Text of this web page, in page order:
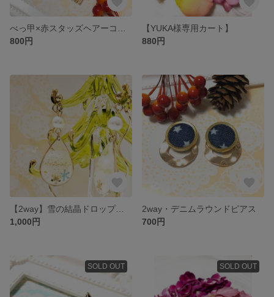
800円
【YUKA様専用カート】
880円
【2way】雪の結晶ドロップピアス(イヤリング)
1,000円
2way・デニムラウンドピアス
700円
SOLD OUT SOLD OUT